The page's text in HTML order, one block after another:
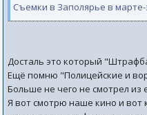
Съемки в Заполярье в
Досталь это который
Ещё помню "Полицейские и
Больше не чего не смотрел из
Я вот смотрю наше кино и вот